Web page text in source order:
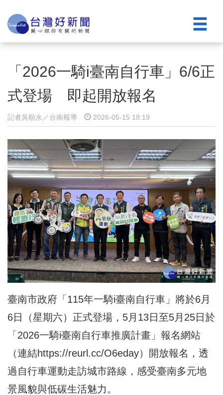
「2026一騎i臺南自行車」6/6正
式登場 即起開放報名
記者吳順永／台南報導 2026-05-15 18:19
臺南市政府「115年一騎i臺南自行車」將於6月
6日（星期六）正式登場，5月13日至5月25日於
「2026一騎i臺南自行車推廣計畫」報名網站
（連結https://reurl.cc/O6eday）開放報名，透
過自行車運動走訪城市路線，感受臺南多元地
景風貌與低碳生活魅力。